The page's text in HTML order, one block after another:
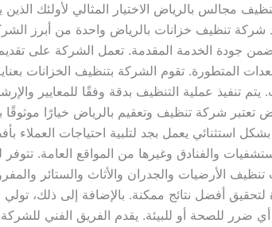
مجالس بالرياض الاختيار المثالي لأولئك
تنظيف خزانات بالرياض واحدة من أبرز
يضمن جودة الخدمة المقدمة. تعمل الشركة على
المتطورة. تقوم الشركة بتنظيف الخزانات
يتم تنفيذ عملية التنظيف بدقة وفقًا للمعايير
تعتبر شركة تنظيف وتعقيم بالرياض خيارًا
بشكل استثنائي يعمل بجد لتلبية احتياجات
والفنادق وغيرها من المواقع العامة.
الأرضيات والجدران والأثاث والستائر
أفضل نتائج ممكنة. بالإضافة إلى ذلك، تولي
للصحة أو للبيئة. يقدم الفريق الفني